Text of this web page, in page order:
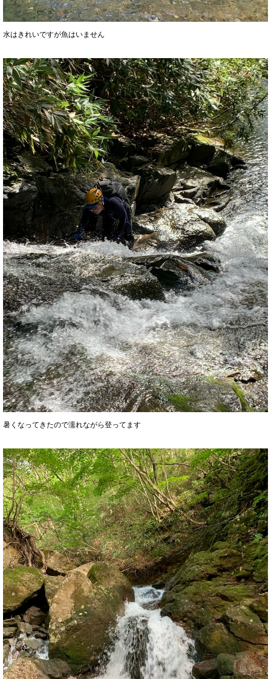
水はきれいですが魚はいません
暑くなってきたので濡れながら登ってます